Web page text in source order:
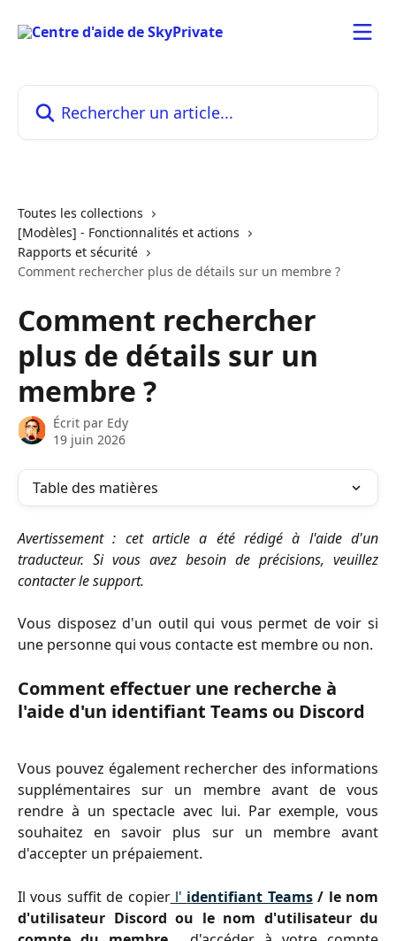
Toutes les collections
[Modèles] - Fonctionnalités et actions
Rapports et sécurité
Comment rechercher plus de détails sur un membre ?
Comment rechercher
plus de détails sur un
membre ?
Écrit par Edy
19 juin 2026
Table des matières
Avertissement : cet article a été rédigé à l'aide d'un
traducteur. Si vous avez besoin de précisions, veuillez
contacter le support.
Vous disposez d'un outil qui vous permet de voir si
une personne qui vous contacte est membre ou non.
Comment effectuer une recherche à
l'aide d'un identifiant Teams ou Discord
Vous pouvez également rechercher des informations
supplémentaires sur un membre avant de vous
rendre à un spectacle avec lui. Par exemple, vous
souhaitez en savoir plus sur un membre avant
d'accepter un prépaiement.
Il vous suffit de copierl' identifiant Teams/ le nom
d'utilisateur Discord ou le nom d'utilisateur du